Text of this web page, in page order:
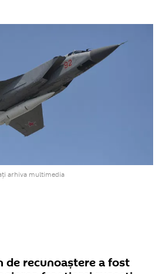
arhiva multimedia
de recunoaștere a fost